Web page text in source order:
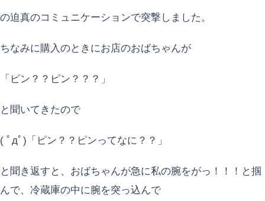
の迫真のコミュニケーションで突撃しました。
ちなみに購入のときにお店のおばちゃんが
「ピン？？ピン？？？」
と聞いてきたので
( ﾟдﾟ)「ピン？？ピンってなに？？」
と聞き返すと、おばちゃんが急に私の腕をがっ！！！と掴
んで、冷蔵庫の中に腕を突っ込んで